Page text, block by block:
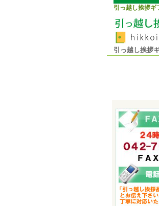
引っ越し挨拶
引っ越し挨拶